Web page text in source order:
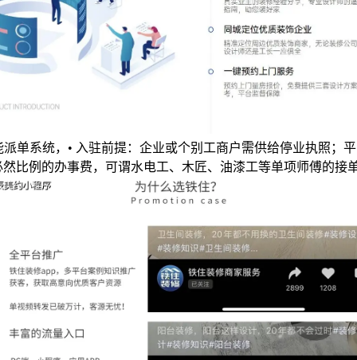
单系统，• 入驻前提：企业或个别工商户需供给停业执照；
比例的办事费，可谓水电工、木匠、油漆工等单项师傅的接